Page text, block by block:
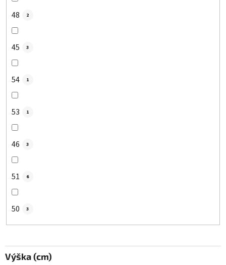
48 2
45 3
54 1
53 1
46 3
51 6
50 3
Výška (cm)